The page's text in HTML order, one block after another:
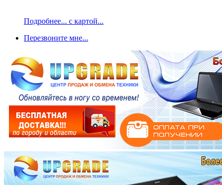
Подробнее... с картой...
Перезвоните мне...